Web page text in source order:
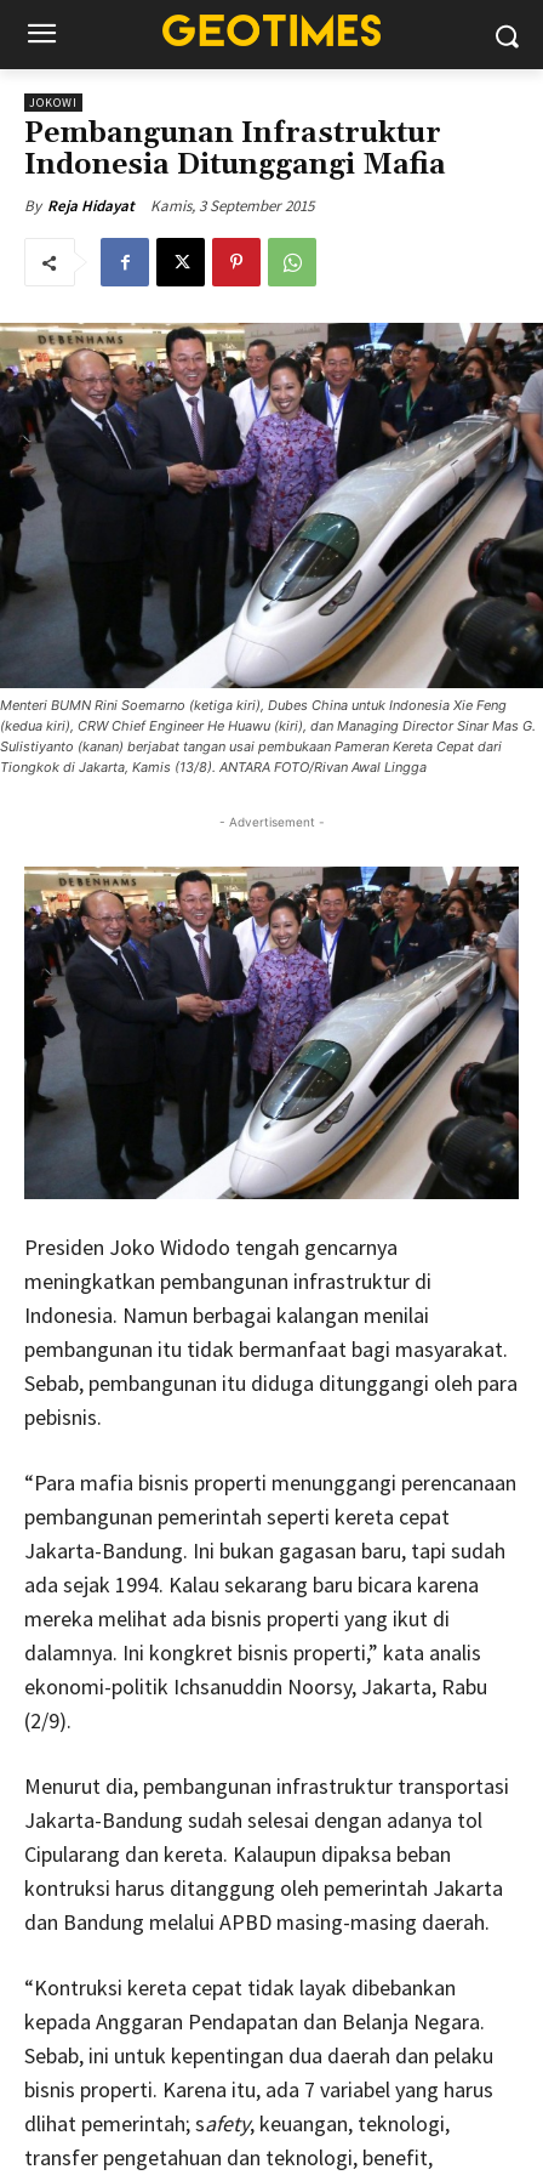
JOKOWI
Pembangunan Infrastruktur
Indonesia Ditunggangi Mafia
By Reja Hidayat Kamis, 3 September 2015
Menteri BUMN Rini Soemarno (ketiga kiri), Dubes China untuk Indonesia Xie Feng
(kedua kiri), CRW Chief Engineer He Huawu (kiri), dan Managing Director Sinar Mas G.
Sulistiyanto (kanan) berjabat tangan usai pembukaan Pameran Kereta Cepat dari
Tiongkok di Jakarta, Kamis (13/8). ANTARA FOTO/Rivan Awal Lingga
- Advertisement -
Presiden Joko Widodo tengah gencarnya
meningkatkan pembangunan infrastruktur di
Indonesia. Namun berbagai kalangan menilai
pembangunan itu tidak bermanfaat bagi masyarakat.
Sebab, pembangunan itu diduga ditunggangi oleh para
pebisnis.
“Para mafia bisnis properti menunggangi perencanaan
pembangunan pemerintah seperti kereta cepat
Jakarta-Bandung. Ini bukan gagasan baru, tapi sudah
ada sejak 1994. Kalau sekarang baru bicara karena
mereka melihat ada bisnis properti yang ikut di
dalamnya. Ini kongkret bisnis properti,” kata analis
ekonomi-politik Ichsanuddin Noorsy, Jakarta, Rabu
(2/9).
Menurut dia, pembangunan infrastruktur transportasi
Jakarta-Bandung sudah selesai dengan adanya tol
Cipularang dan kereta. Kalaupun dipaksa beban
kontruksi harus ditanggung oleh pemerintah Jakarta
dan Bandung melalui APBD masing-masing daerah.
“Kontruksi kereta cepat tidak layak dibebankan
kepada Anggaran Pendapatan dan Belanja Negara.
Sebab, ini untuk kepentingan dua daerah dan pelaku
bisnis properti. Karena itu, ada 7 variabel yang harus
dlihat pemerintah; safety, keuangan, teknologi,
transfer pengetahuan dan teknologi, benefit,